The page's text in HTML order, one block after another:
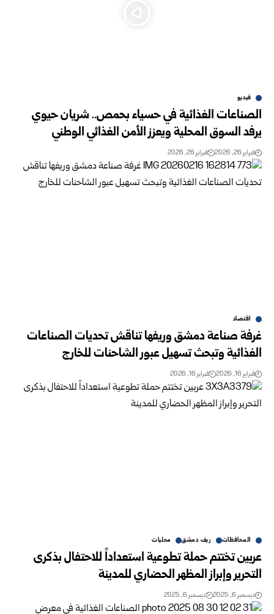
فيديو
الصناعات الغذائية في حسياء بحمص.. شريان حيوي
يرفد السوق المحلية ويعزز الأمن الغذائي الوطني
فبراير 26, 2026 فبراير 26, 2026
اقتصاد
غرفة صناعة دمشق وريفها تناقش تحديات الصناعات
الغذائية وتبحث تسهيل عبور الشاحنات للخارج
فبراير 16, 2026 فبراير 16, 2026
المحافظات ريف دمشق محليات
عربين تختتم حملة تطوعية استعداداً للاحتفال بذكرى
التحرير وإبراز المظهر الحضاري للمدينة
ديسمبر 6, 2025 ديسمبر 6, 2025